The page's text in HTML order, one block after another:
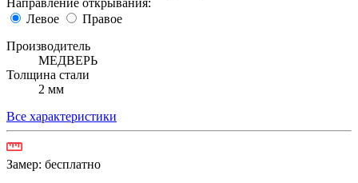
Направление открывания:
Левое
Правое
Производитель
МЕДВЕРЬ
Толщина стали
2 мм
Все характеристики
Замер: бесплатно